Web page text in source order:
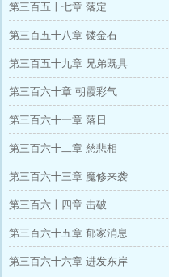
第三百五十七章 落定
第三百五十八章 镂金石
第三百五十九章 兄弟既具
第三百六十章 朝霞彩气
第三百六十一章 落日
第三百六十二章 慈悲相
第三百六十三章 魔修来袭
第三百六十四章 击破
第三百六十五章 郁家消息
第三百六十六章 进发东岸